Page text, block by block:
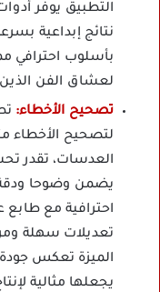
التطبيق يوفر
نتائج إبداعية
بأسلوب احترافي
لعشاق الفن
تصحيح الأخطاء:
لتصحيح الأخطاء
العدسات، تقدر
يضمن وضوحا ودقة
احترافية مع طابع
تعديلات سهلة
الميزة تعكس
يجعلها مثالية